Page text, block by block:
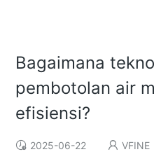
Bagaimana
pembotolan air
efisiensi?
2025-06-22 VFINE